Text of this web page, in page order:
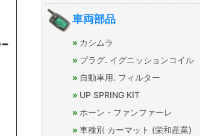
車両部品
カシムラ
プラグ. イグニッションコイル
自動車用. フィルター
UP SPRING KIT
ホーン・ファンファーレ
車種別 カーマット (栄和産業)